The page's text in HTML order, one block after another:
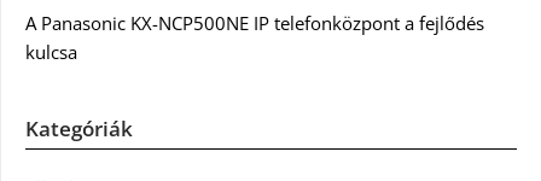
A Panasonic KX-NCP500NE IP telefonközpont a fejlődés
kulcsa
Kategóriák